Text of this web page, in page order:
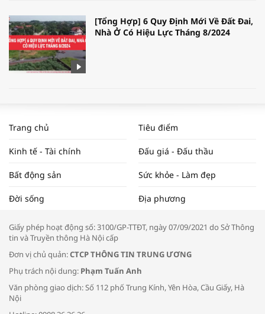
[Tổng Hợp] 6 Quy Định Mới Về Đất Đai,
Nhà Ở Có Hiệu Lực Tháng 8/2024
NAM NĂM 2024 VÀ NĂM 2025 | NHỊP
ĐẬP THỊ TRƯỜNG #62
Tọa đàm “Xúc tiến thương mại: Khơi
Bác sĩ tư vấn cách phòng tránh bệnh
đường hô hấp trong thời tiết giao mùa
Trang chủ Tiêu điểm
Kinh tế - Tài chính Đấu giá - Đấu thầu
Bất động sản Sức khỏe - Làm đẹp
Đời sống Địa phương
Giấy phép hoạt động số: 3100/GP-TTĐT, ngày 07/09/2021 do Sở Thông
tin và Truyền thông Hà Nội cấp
Đơn vị chủ quản:CTCP THÔNG TIN TRUNG ƯƠNG
Phụ trách nội dung: Phạm Tuấn Anh
Văn phòng giao dịch: Số 112 phố Trung Kính, Yên Hòa, Cầu Giấy, Hà
Nội